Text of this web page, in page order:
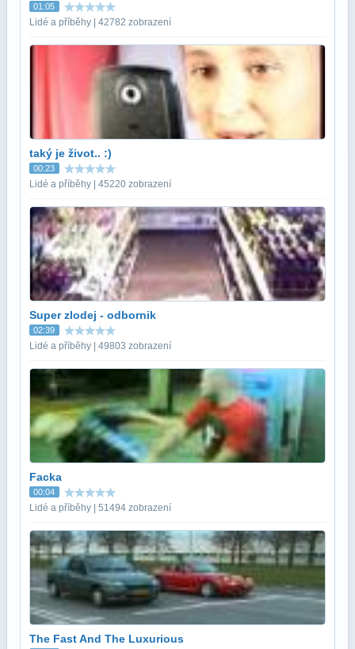
01:05
Lidé a příběhy | 42782 zobrazení
taký je život.. :)
00:23
Lidé a příběhy | 45220 zobrazení
Super zlodej - odbornik
02:39
Lidé a příběhy | 49803 zobrazení
Facka
00:04
Lidé a příběhy | 51494 zobrazení
The Fast And The Luxurious